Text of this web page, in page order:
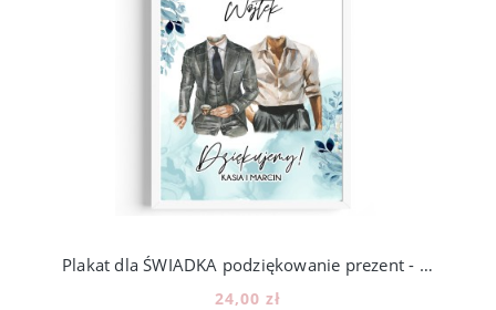
Plakat dla ŚWIADKA podziękowanie prezent - wzór PS4
24,00 zł